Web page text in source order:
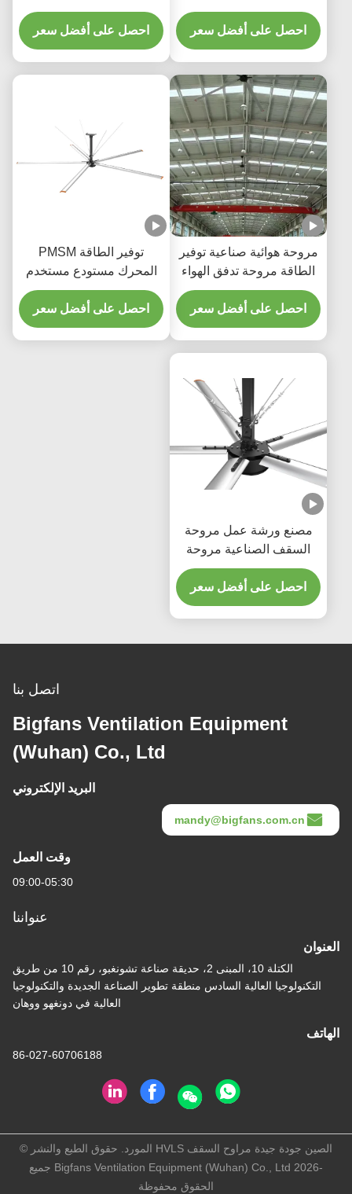
بدرجة الطيران
أفضل سعر
أقدام إلى 24 قدمًا للصالات
الرياضية ومراكز الخدمات
اللوجستية
احصل على أفضل سعر
صناعية توفير
تدفق الهواء
الصناعية
المصنع
أفضل سعر
توفير الطاقة PMSM
المحرك مستودع مستخدم
ضخم الصناعية HVLS
مروحة
احصل على أفضل سعر
عمل مروحة
مروحة
تهوية توفير الطاقة 220/380
فولتأفضل سعر
Bigfans Ventilation
(Wuhan) Co., Ltd
الكتلة 10، المبنى 2، حديقة صناعة تشونغبو، رقم 10 من طريق
العالية السادس منطقة تطوير الصناعة الجديدة والتكنولوجيا
العالية في دونغهو ووهان
86-027-60706188
الصين جودة جيدة مراوح السقف HVLS المورد. حقوق الطبع والنشر ©
-2026 Bigfans Ventilation Equipment (Wuhan) Co., Ltd جميع